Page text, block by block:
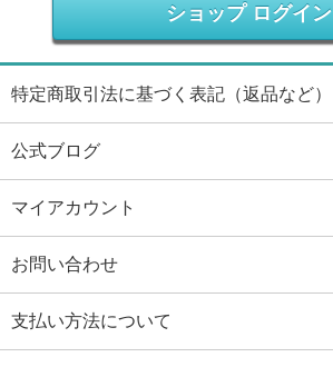
ショップ ログイン
特定商取引法に基づく表記（返品など）
公式ブログ
マイアカウント
お問い合わせ
支払い方法について